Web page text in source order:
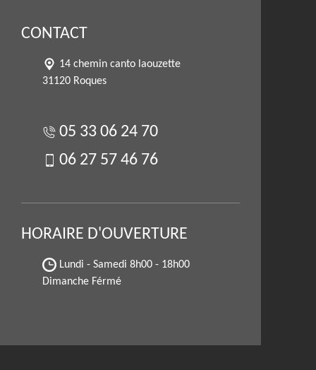
CONTACT
14 chemin canto laouzette
31120 Roques
05 33 06 24 70
06 27 57 46 76
HORAIRE D'OUVERTURE
Lundi - Samedi 8h00 - 18h00
Dimanche Férmé